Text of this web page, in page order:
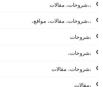
،،شروحات، مقالات
،،شروحات، مقالات، مواقع،
،شروحات
،شروحات،
،شروحات، مقالات
،مقالات